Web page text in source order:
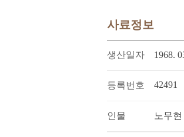
사료정보
생산일자 1968.
등록번호 42491
인물 노무